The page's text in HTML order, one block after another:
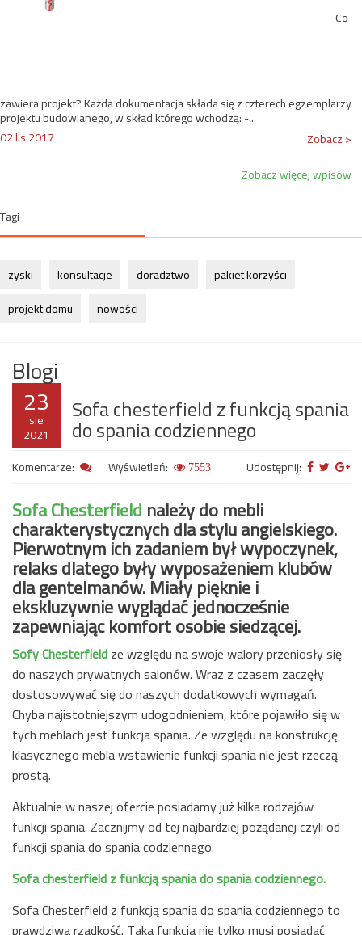
Co
zawiera projekt? Każda dokumentacja składa się z czterech egzemplarzy
projektu budowlanego, w skład którego wchodzą: -...
02 lis 2017
Zobacz >
Zobacz więcej wpisów
Tagi
zyski konsultacje doradztwo
pakiet korzyści
projekt domu
nowości
Blogi
23
sie
2021
Sofa chesterfield z funkcją spania
do spania codziennego
Komentarze: Wyświetleń: 7553 Udostępnij:
Sofa Chesterfieldnależy do mebli
charakterystycznych dla stylu angielskiego.
Pierwotnym ich zadaniem był wypoczynek,
relaks dlatego były wyposażeniem klubów
dla gentelmanów. Miały pięknie i
ekskluzywnie wyglądać jednocześnie
zapewniając komfort osobie siedzącej.
Sofy Chesterfieldze względu na swoje walory przeniosły się
do naszych prywatnych salonów. Wraz z czasem zaczęły
dostosowywać się do naszych dodatkowych wymagań.
Chyba najistotniejszym udogodnieniem, które pojawiło się w
tych meblach jest funkcja spania. Ze względu na konstrukcję
klasycznego mebla wstawienie funkcji spania nie jest rzeczą
prostą.
Aktualnie w naszej ofercie posiadamy już kilka rodzajów
funkcji spania. Zacznijmy od tej najbardziej pożądanej czyli od
funkcji spania do spania codziennego.
Sofa chesterfield z funkcją spania do spania codziennego.
Sofa Chesterfield z funkcją spania do spania codziennego to
prawdziwa rzadkość. Taka funkcja nie tylko musi posiadać